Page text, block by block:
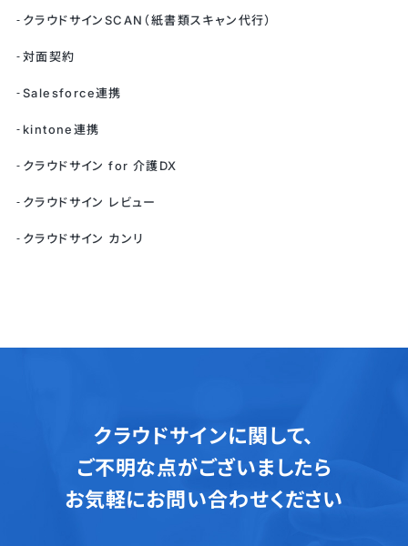
クラウドサインSCAN（紙書類スキャン代行）
対面契約
Salesforce連携
kintone連携
クラウドサイン for 介護DX
クラウドサイン レビュー
クラウドサイン カンリ
クラウドサインに関して、
ご不明な点がございましたら
お気軽にお問い合わせください